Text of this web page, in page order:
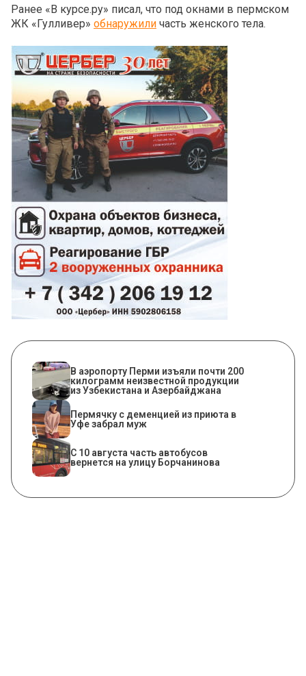
Ранее «В курсе.ру» писал, что под окнами в пермском
ЖК «Гулливер» обнаружили часть женского тела.
В аэропорту Перми изъяли почти 200
килограмм неизвестной продукции
из Узбекистана и Азербайджана
Пермячку с деменцией из приюта в
Уфе забрал муж
С 10 августа часть автобусов
вернется на улицу Борчанинова